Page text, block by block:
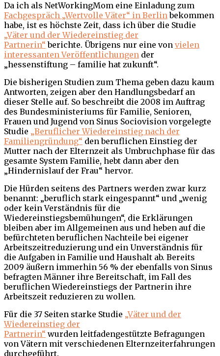
Da ich als NetWorkingMom eine Einladung zum
Fachgespräch „Wertvolle Väter“ in Berlinbekommen
habe, ist es höchste Zeit, dass ich über die Studie
„Väter und der Wiedereinstieg der
Partnerin“ berichte. Übrigens nur eine von vielen
interessanten Veröffentlichungen der
„hessenstiftung – familie hat zukunft“.
Die bisherigen Studien zum Thema geben dazu kaum
Antworten, zeigen aber den Handlungsbedarf an
dieser Stelle auf. So beschreibt die 2008 im Auftrag
des Bundesministeriums für Familie, Senioren,
Frauen und Jugend von Sinus Sociovision vorgelegte
Studie „Beruflicher Wiedereinstieg nach der
Familiengründung“ den beruflichen Einstieg der
Mutter nach der Elternzeit als Umbruchphase für das
gesamte System Familie, hebt dann aber den
„Hindernislauf der Frau“ hervor.
Die Hürden seitens des Partners werden zwar kurz
benannt: „beruflich stark eingespannt“ und „wenig
oder kein Verständnis für die
Wiedereinstiegsbemühungen“, die Erklärungen
bleiben aber im Allgemeinen aus und heben auf die
befürchteten beruflichen Nachteile bei eigener
Arbeitszeitreduzierung und ein Unverständnis für
die Aufgaben in Familie und Haushalt ab. Bereits
2009 äußern immerhin 56 % der ebenfalls von Sinus
befragten Männer ihre Bereitschaft, im Fall des
beruflichen Wiedereinstiegs der Partnerin ihre
Arbeitszeit reduzieren zu wollen.
Für die 37 Seiten starke Studie „Väter und der
Wiedereinstieg der
Partnerin“ wurden leitfadengestützte Befragungen
von Vätern mit verschiedenen Elternzeiterfahrungen
durchgeführt.